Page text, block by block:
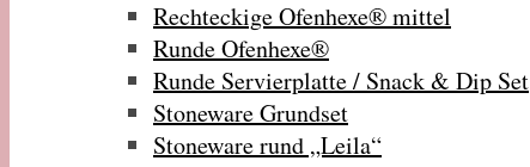
Rechteckige Ofenhexe® mittel
Runde Ofenhexe®
Runde Servierplatte / Snack & Dip Set
Stoneware Grundset
Stoneware rund „Leila“